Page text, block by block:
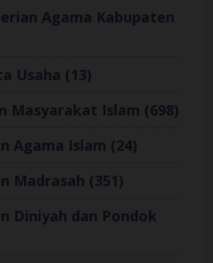
Agama Kabupaten
Usaha (13)
Masyarakat Islam (698)
Agama Islam (24)
Madrasah (351)
Diniyah dan Pondok